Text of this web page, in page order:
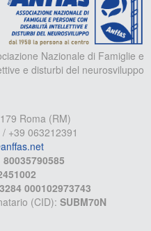
Nazionale di Famiglie e
e disturbi del neurosviluppo
Roma (RM)
+39 063212391
000102973743
(CID): SUBM70N